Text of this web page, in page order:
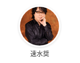
速水奨